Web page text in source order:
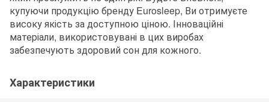
купуючи продукцію бренду Eurosleep, Ви отримуєте
високу якість за доступною ціною. Інноваційні
матеріали, використовувані в цих виробах
забезпечують здоровий сон для кожного.
Характеристики